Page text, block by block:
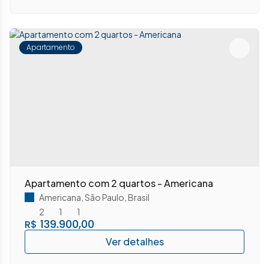
Apartamento
Apartamento com 2 quartos - Americana
R$ 139.900,00
Americana São Paulo Brasil
2
1 1